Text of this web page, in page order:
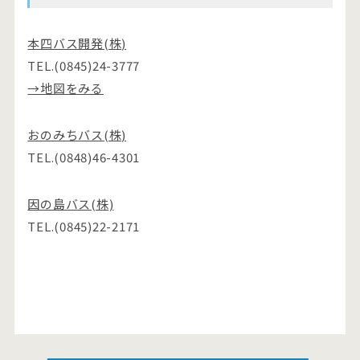
本四バス開発(株)
TEL.(0845)24-3777
→地図をみる
おのみちバス(株)
TEL.(0848)46-4301
因の島バス(株)
TEL.(0845)22-2171